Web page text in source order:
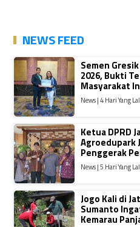
NEWS FEED
Semen Gresik
2026, Bukti
Masyarakat
News | 4 Hari Yang
Ketua DPRD
Agroedupark
Penggerak
News | 5 Hari Yang
Jogo Kali di
Sumanto
Kemarau